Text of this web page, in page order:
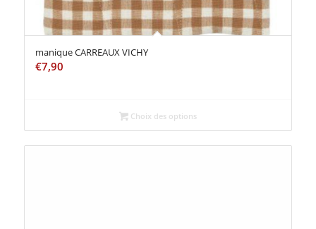
manique CARREAUX VICHY
€7,90
Choix des options